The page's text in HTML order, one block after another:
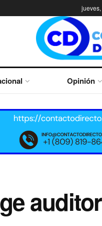
Opinión